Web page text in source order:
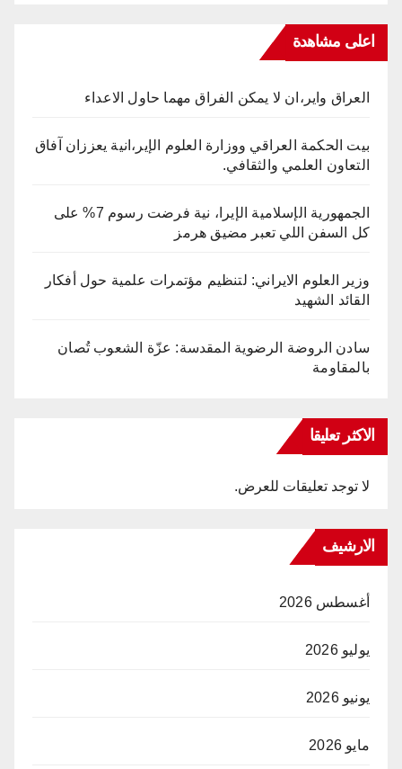
اعلى مشاهدة
العراق واير،ان لا يمكن الفراق مهما حاول الاعداء
بيت الحكمة العراقي ووزارة العلوم الإير،انية يعززان آفاق
التعاون العلمي والثقافي.
الجمهورية الإسلامية الإيرا، نية فرضت رسوم 7% على
كل السفن اللي تعبر مضيق هرمز
وزير العلوم الايراني: لتنظيم مؤتمرات علمية حول أفكار
القائد الشهيد
سادن الروضة الرضوية المقدسة: عزّة الشعوب تُصان
بالمقاومة
الاكثر تعليقا
لا توجد تعليقات للعرض.
الارشيف
أغسطس 2026
يوليو 2026
يونيو 2026
مايو 2026